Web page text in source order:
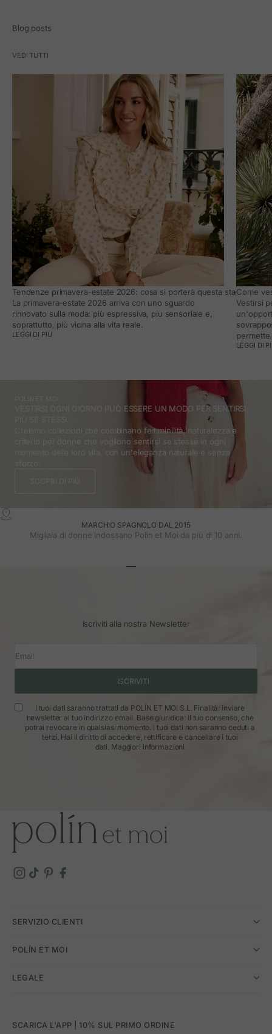
Blog posts
VEDI TUTTI
Tendenze primavera-estate 2026: cosa si porterà questa stagione e
La primavera-estate 2026 arriva con uno sguardo
rinnovato sulla moda: più espressiva, più sensoriale e,
soprattutto, più vicina alla vita reale.
LEGGI DI PIÙ
Come
Vestirsi
permette.
LEGGI DI
VESTIRSI OGNI GIORNO PUÒ ESSERE UN MODO PER SENTIRSI
Creiamo collezioni che combinano femminilità, naturalezza e
criterio per donne che vogliono sentirsi se stesse in ogni
momento della loro vita, con un'eleganza naturale e senza
MARCHIO SPAGNOLO DAL 2015
Migliaia di donne indossano Polin et Moi da più di 10 anni.
Iscriviti alla nostra Newsletter
Email
ISCRIVITI
I tuoi dati saranno trattati da POLÍN ET MOI S.L. Finalità: inviare
newsletter al tuo indirizzo email. Base giuridica: il tuo consenso, che
potrai revocare in qualsiasi momento. I tuoi dati non saranno ceduti a
terzi. Hai il diritto di accedere, rettificare e cancellare i tuoi
dati. Maggiori informazioni
SERVIZIO CLIENTI
POLÍN ET MOI
LEGALE
SCARICA L'APP | 10% SUL PRIMO ORDINE